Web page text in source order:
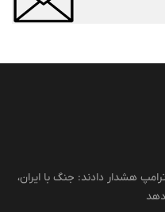
هشدار دادند: جنگ با ایران،